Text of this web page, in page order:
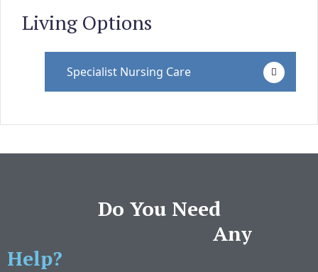
Living Options
Specialist Nursing Care
Do You Need
Any
Help?